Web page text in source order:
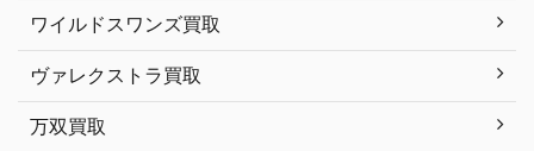
ワイルドスワンズ買取
ヴァレクストラ買取
万双買取